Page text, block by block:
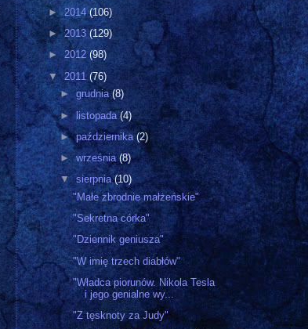
►2014(106)
►2013(129)
►2012 (98)
▼2011 (76)
►grudnia(8)
►listopada(4)
►października(2)
►września(8)
▼sierpnia(10)
"Małe zbrodnie małżeńskie"
"Sekretna córka"
"Dziennik geniusza"
"W imię trzech diabłów"
"Władca piorunów. Nikola Tesla
i jego genialne wy...
"Z tęsknoty za Judy"